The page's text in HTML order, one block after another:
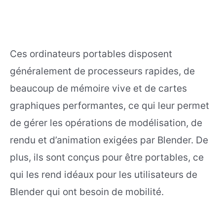
Ces ordinateurs portables disposent
généralement de processeurs rapides, de
beaucoup de mémoire vive et de cartes
graphiques performantes, ce qui leur permet
de gérer les opérations de modélisation, de
rendu et d’animation exigées par Blender. De
plus, ils sont conçus pour être portables, ce
qui les rend idéaux pour les utilisateurs de
Blender qui ont besoin de mobilité.